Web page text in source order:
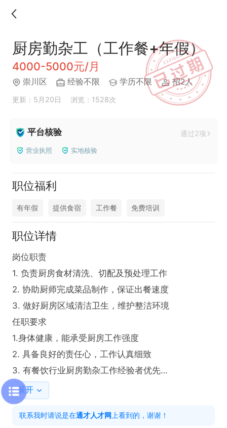
厨房勤杂工（工作餐+年假）
4000-5000元/月
崇川区 经验不限 学历不限 招2人
更新：5月20日 浏览：1528次
平台核验 通过2项
营业执照 实地核验
职位福利
有年假 提供食宿 工作餐 免费培训
职位详情
岗位职责
1. 负责厨房食材清洗、切配及预处理工作
2. 协助厨师完成菜品制作，保证出餐速度
3. 做好厨房区域清洁卫生，维护整洁环境
任职要求
1.身体健康，能承受厨房工作强度
2. 具备良好的责任心，工作认真细致
3. 有餐饮行业厨房勤杂工作经验者优先
工作时间
周一至周日 9:00-14:00，16:00-21:00
先申请职位再联系企业，点击屏幕下方小电话即可与
展开
联系我时请说是在通才人才网 上看到的，谢谢！